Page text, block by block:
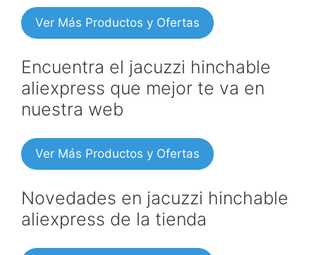
Ver Más Productos y Ofertas
Encuentra el jacuzzi hinchable
aliexpress que mejor te va en
nuestra web
Ver Más Productos y Ofertas
Novedades en jacuzzi hinchable
aliexpress de la tienda